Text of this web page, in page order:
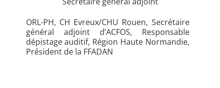
ORL-PH, CH Evreux/CHU Rouen, Secrétaire
général adjoint d’ACFOS, Responsable
dépistage auditif, Région Haute Normandie,
Président de la FFADAN